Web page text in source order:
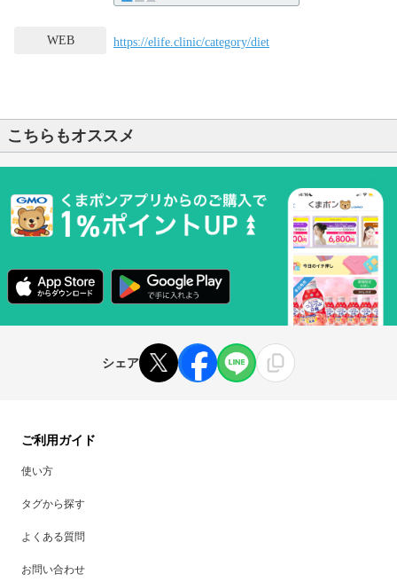
WEB https://elife.clinic/category/diet
こちらもオススメ
シェア
ご利用ガイド
使い方
タグから探す
よくある質問
お問い合わせ